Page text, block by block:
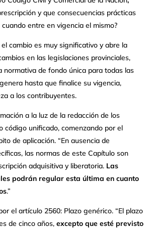
y que consecuencias prácticas
entre en vigencia el mismo?
cambio es muy significativo y abre la
en las legislaciones provinciales,
normativa de fondo única para todas las
hasta que finalice su vigencia,
a los contribuyentes.
a la luz de la redacción de los
código unificado, comenzando por el
de aplicación. “En ausencia de
las normas de este Capítulo son
adquisitiva y liberatoria. Las
podrán regular esta última en cuanto
.”
el artículo 2560: Plazo genérico. “El plazo
de cinco años,excepto que esté previsto